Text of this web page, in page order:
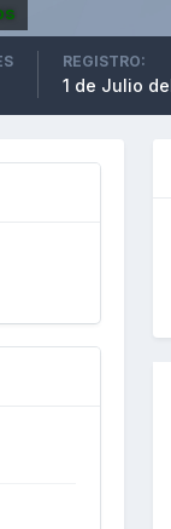
REGISTRO:
1 de Julio